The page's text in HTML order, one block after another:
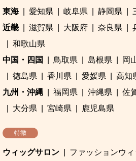
東海
愛知県 岐阜県 静岡県
近畿
滋賀県 大阪府 奈良県
和歌山県
中国・四国
鳥取県 島根県 岡
徳島県
香川県 愛媛県
高知
九州・沖縄
福岡県 沖縄県 佐
大分県
宮崎県 鹿児島県
特徴
ウィッグサロン ファッションウ